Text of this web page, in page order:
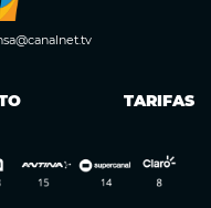
TARIFAS